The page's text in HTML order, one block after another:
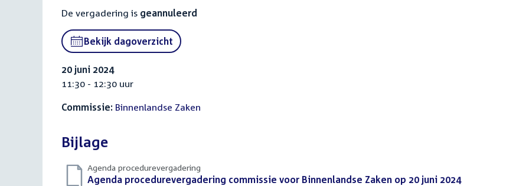
De vergadering is geannuleerd
Bekijk dagoverzicht
20 juni 2024
11:30 - 12:30 uur
Commissie: Binnenlandse Zaken
Bijlage
Agenda procedurevergadering
Download
Agenda procedurevergadering commissie voor Binnenlandse Zaken op 20 juni 2024(PDF)